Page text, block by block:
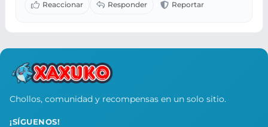
Chollos, comunidad y recompensas en un solo sitio.
¡SÍGUENOS!